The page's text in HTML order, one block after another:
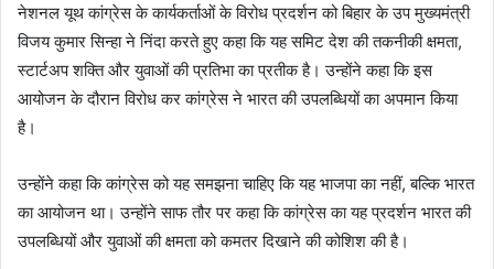
नेशनल यूथ कांग्रेस के कार्यकर्ताओं के विरोध प्रदर्शन को बिहार के उप मुख्यमंत्री
विजय कुमार सिन्हा ने निंदा करते हुए कहा कि यह समिट देश की तकनीकी क्षमता,
स्टार्टअप शक्ति और युवाओं की प्रतिभा का प्रतीक है। उन्होंने कहा कि इस
आयोजन के दौरान विरोध कर कांग्रेस ने भारत की उपलब्धियों का अपमान किया
है।
उन्होंने कहा कि कांग्रेस को यह समझना चाहिए कि यह भाजपा का नहीं, बल्कि भारत
का आयोजन था। उन्होंने साफ तौर पर कहा कि कांग्रेस का यह प्रदर्शन भारत की
उपलब्धियों और युवाओं की क्षमता को कमतर दिखाने की कोशिश की है।